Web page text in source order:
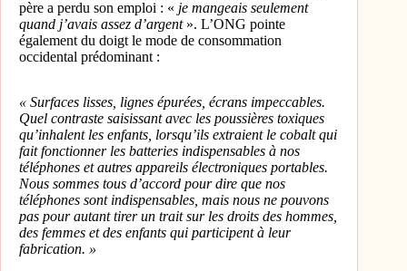
père a perdu son emploi : « je mangeais seulement
quand j’avais assez d’argent ». L’ONG pointe
également du doigt le mode de consommation
occidental prédominant :
« Surfaces lisses, lignes épurées, écrans impeccables.
Quel contraste saisissant avec les poussières toxiques
qu’inhalent les enfants, lorsqu’ils extraient le cobalt qui
fait fonctionner les batteries indispensables à nos
téléphones et autres appareils électroniques portables.
Nous sommes tous d’accord pour dire que nos
téléphones sont indispensables, mais nous ne pouvons
pas pour autant tirer un trait sur les droits des hommes,
des femmes et des enfants qui participent à leur
fabrication. »